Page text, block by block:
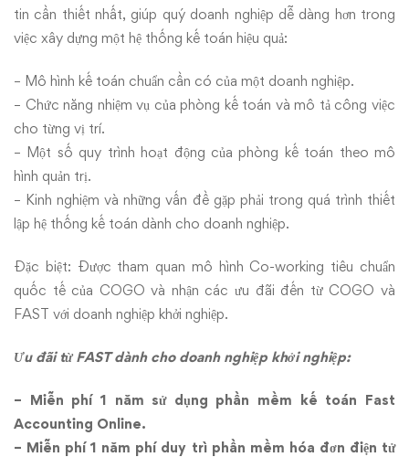
tin cần thiết nhất, giúp quý doanh nghiệp dễ dàng hơn trong
việc xây dựng một hệ thống kế toán hiệu quả:
– Mô hình kế toán chuẩn cần có của một doanh nghiệp.
– Chức năng nhiệm vụ của phòng kế toán và mô tả công việc
cho từng vị trí.
– Một số quy trình hoạt động của phòng kế toán theo mô
hình quản trị.
– Kinh nghiệm và những vấn đề gặp phải trong quá trình thiết
lập hệ thống kế toán dành cho doanh nghiệp.
Đặc biệt: Được tham quan mô hình Co-working tiêu chuẩn
quốc tế của COGO và nhận các ưu đãi đến từ COGO và
FAST với doanh nghiệp khởi nghiệp.
Ưu đãi từ FAST dành cho doanh nghiệp khởi nghiệp:
– Miễn phí 1 năm sử dụng phần mềm kế toán Fast
Accounting Online.
– Miễn phí 1 năm phí duy trì phần mềm hóa đơn điện tử